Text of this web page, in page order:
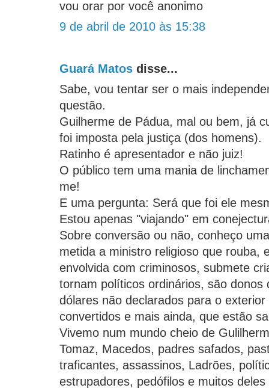
vou orar por você anonimo
9 de abril de 2010 às 15:38
Guará Matos disse...
Sabe, vou tentar ser o mais
questão.
Guilherme de Pádua, mal ou bem, já
foi imposta pela justiça (dos homens).
Ratinho é apresentador e não juiz!
O público tem uma mania de
me!
E uma pergunta: Será que foi ele
Estou apenas "viajando" em
Sobre conversão ou não, conheço
metida a ministro religioso que rouba,
envolvida com criminosos, submete
tornam políticos ordinários, são donos
dólares não declarados para o
convertidos e mais ainda, que estão
Vivemo num mundo cheio de
Tomaz, Macedos, padres safados,
traficantes, assassinos, Ladrões,
estrupadores, pedófilos e muitos